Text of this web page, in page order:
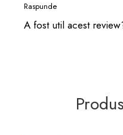
Raspunde
A fost util acest